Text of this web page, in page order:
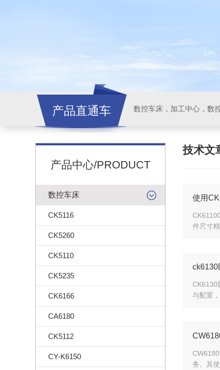
产品直通车
产品中心/PRODUCT
数控车床
CK5116
CK5260
CK5110
CK5235
CK6166
CA6180
CK5112
CY-K6150
技术文
使用
件尺寸
ck6130
CK6130
与配置
务。其